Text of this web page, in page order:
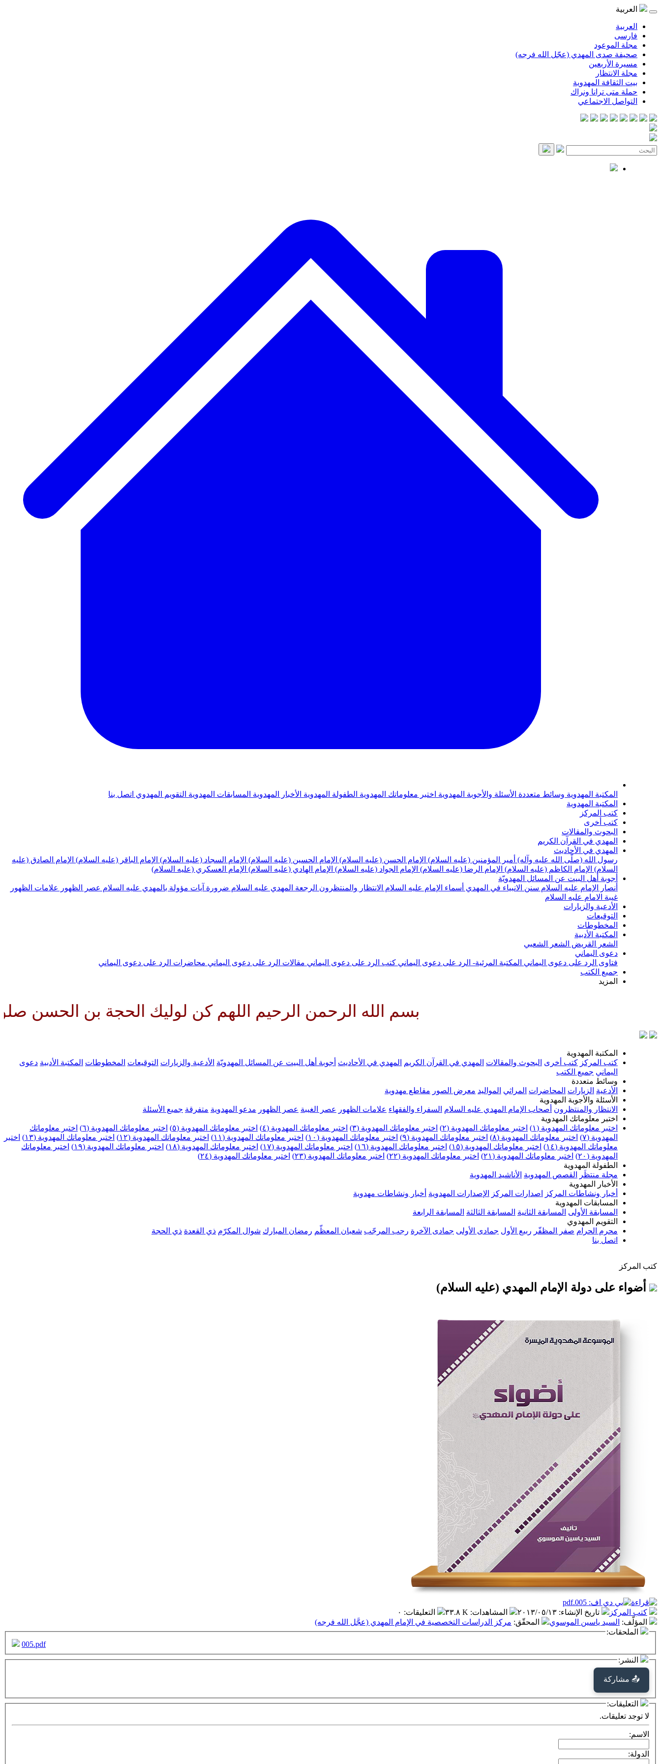
العربية
العربية
فارسی
مجلة الموعود
صحيفة صدى المهدي (عجّل الله فرجه)
مسيرة الأربعين
مجلة الانتظار
بيت الثقافة المهدوية
حملة متى ترانا ونراك
التواصل الاجتماعي
المكتبة المهدوية وسائط متعددة الأسئلة والأجوبة المهدوية اختبر معلوماتك المهدوية الطفولة المهدوية الأخبار المهدوية المسابقات المهدوية التقويم المهدوي اتصل بنا
المكتبة المهدوية
كتب المركز
كتب أخرى
البحوث والمقالات
المهدي في القرآن الكريم
المهدي في الأحاديث
رسول الله (صلّى الله عليه وآله) أمير المؤمنين (عليه السلام) الإمام الحسن (عليه السلام) الإمام الحسين (عليه السلام) الإمام السجاد (عليه السلام) الإمام الباقر (عليه السلام) الإمام الصادق (عليه
السلام) الإمام الكاظم (عليه السلام) الإمام الرضا (عليه السلام) الإمام الجواد (عليه السلام) الإمام الهادي (عليه السلام) الإمام العسكري (عليه السلام)
أجوبة أهل البيت عن المسائل المهدويّة
أنصار الإمام عليه السلام سنن الانبياء في المهدي أسماء الإمام عليه السلام الانتظار والمنتظرون الرجعة المهدي عليه السلام ضرورة آيات مؤولة بالمهدي عليه السلام عصر الظهور
علامات الظهور
غيبة الامام عليه السلام
الأدعية والزيارات
التوقيعات
المخطوطات
المكتبة الأدبية
الشعر القريض الشعر الشعبي
دعوى اليماني
فتاوى الرد على دعوى اليماني المكتبة المرئية- الرد على دعوى اليماني كتب الرد على دعوى اليماني مقالات الرد على دعوى اليماني محاضرات الرد على دعوى اليماني
جميع الكتب
المزيد
بسم الله الرحمن الرحيم اللهم كن لوليك الحجة بن الحسن صلواتك عليه
المكتبة المهدوية
كتب المركز كتب أخرى البحوث والمقالات المهدي في القرآن الكريم المهدي في الأحاديث أجوبة أهل البيت عن المسائل المهدويّة الأدعية والزيارات التوقيعات المخطوطات المكتبة الأدبية دعوى
اليماني جميع الكتب
وسائط متعددة
الأدعية الزيارات المحاضرات المراثي المواليد معرض الصور مقاطع مهدوية
الأسئلة والأجوبة المهدوية
الانتظار والمنتظرون أصحاب الإمام المهدي عليه السلام السفراء والفقهاء علامات الظهور عصر الغيبة عصر الظهور مدعو المهدوية متفرقة جميع الأسئلة
اختبر معلوماتك المهدوية
اختبر معلوماتك المهدوية (١)
اختبر معلوماتك المهدوية (٢) اختبر معلوماتك المهدوية (٣) اختبر معلوماتك المهدوية (٤) اختبر معلوماتك المهدوية (٥) اختبر معلوماتك المهدوية (٦)
اختبر معلوماتك
المهدوية (٧)
اختبر معلوماتك المهدوية (٨) اختبر معلوماتك المهدوية (٩) اختبر معلوماتك المهدوية (١٠) اختبر معلوماتك المهدوية (١١) اختبر معلوماتك المهدوية (١٢) اختبر معلوماتك المهدوية (١٣)
اختبر
معلوماتك المهدوية (١٤)
اختبر معلوماتك المهدوية (١٥) اختبر معلوماتك المهدوية (١٦) اختبر معلوماتك المهدوية (١٧) اختبر معلوماتك المهدوية (١٨) اختبر معلوماتك المهدوية (١٩)
اختبر معلوماتك
المهدوية (٢٠)
اختبر معلوماتك المهدوية (٢١) اختبر معلوماتك المهدوية (٢٢) اختبر معلوماتك المهدوية (٢٣)
اختبر معلوماتك المهدوية (٢٤)
الطفولة المهدوية
مجلة منتظَر
القصص المهدوية الأناشيد المهدوية
الأخبار المهدوية
أخبار ونشاطات المركز
اصدارات المركز الإصدارات المهدوية أخبار ونشاطات مهدوية
المسابقات المهدوية
المسابقة الأولى المسابقة الثانية المسابقة الثالثة المسابقة الرابعة
التقويم المهدوي
محرم الحرام صفر المظفّر ربيع الأول جمادى الأولى جمادى الآخرة رجب المرجّب شعبان المعظّم رمضان المبارك شوال المكرّم ذي القعدة ذي الحجة
اتصل بنا
كتب المركز
أضواء على دولة الإمام المهدي (عليه السلام)
كتب المركز تاريخ الإنشاء: ٢٠١٣/٠٥/١٣ المشاهدات: ٣٣.٨ K التعليقات: ٠
المؤلّف: السيد ياسين الموسوي المحقّق: مركز الدراسات التخصصية في الإمام المهدي (عجَّل الله فرجه)
الملحقات:
005.pdf
النشر:
📤 مشاركة
التعليقات:
لا توجد تعليقات.
الاسم:
الدولة: